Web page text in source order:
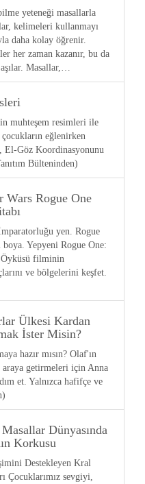
yeteneği masallarla
kelimeleri kullanmayı
daha kolay öğrenir.
her zaman kazanır, bu da
Masallar,…
muhteşem resimleri ile
eğlenirken
El-Göz Koordinasyonunu
Bülteninden)
Wars Rogue One
yen. Rogue
boya. Yepyeni Rogue One:
filminin
ve bölgelerini keşfet.
Ülkesi Kardan
İster Misin?
hazır mısın? Olaf'ın
araya getirmeleri için Anna
et. Yalnızca hafifçe ve
Dünyasında
Korkusu
Destekleyen Kral
Çocuklarımız sevgiyi,